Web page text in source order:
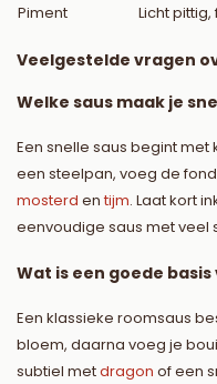
Piment
Licht pittig,
Veelgestelde vragen
Welke saus maak je
Een snelle saus begint
een steelpan, voeg de
mosterd entijm. Laat kort
eenvoudige saus met
Wat is een goede
Een klassieke roomsaus
bloem, daarna voeg je
subtiel metdragon of een